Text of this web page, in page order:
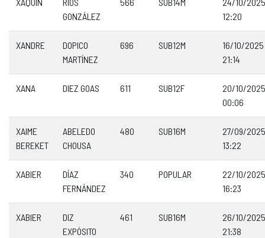
GONZÁLEZ
12:20
XANDRE
DOPICO
MARTÍNEZ
696 SUB12M
16/10/2025
21:14
XANA DIEZ GOAS 611 SUB12F
20/10/2025
00:06
XAIME
BEREKET
ABELEDO
CHOUSA
480 SUB16M
27/09/2025
13:22
XABIER
DÍAZ
FERNÁNDEZ
340 POPULAR
22/10/2025
16:23
XABIER
DIZ
EXPÓSITO
461 SUB16M
26/10/2025
21:38